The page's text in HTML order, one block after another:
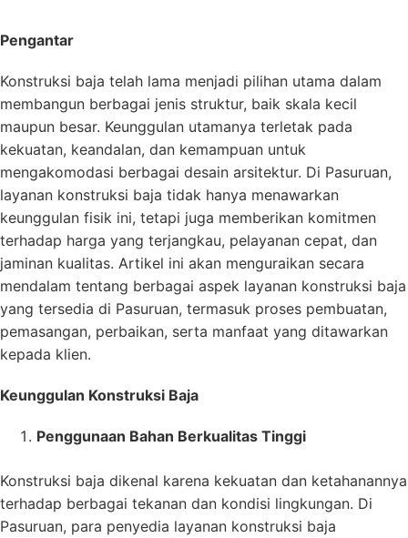
Pengantar
Konstruksi baja telah lama menjadi pilihan utama dalam
membangun berbagai jenis struktur, baik skala kecil
maupun besar. Keunggulan utamanya terletak pada
kekuatan, keandalan, dan kemampuan untuk
mengakomodasi berbagai desain arsitektur. Di Pasuruan,
layanan konstruksi baja tidak hanya menawarkan
keunggulan fisik ini, tetapi juga memberikan komitmen
terhadap harga yang terjangkau, pelayanan cepat, dan
jaminan kualitas. Artikel ini akan menguraikan secara
mendalam tentang berbagai aspek layanan konstruksi baja
yang tersedia di Pasuruan, termasuk proses pembuatan,
pemasangan, perbaikan, serta manfaat yang ditawarkan
kepada klien.
Keunggulan Konstruksi Baja
Penggunaan Bahan Berkualitas Tinggi
Konstruksi baja dikenal karena kekuatan dan ketahanannya
terhadap berbagai tekanan dan kondisi lingkungan. Di
Pasuruan, para penyedia layanan konstruksi baja